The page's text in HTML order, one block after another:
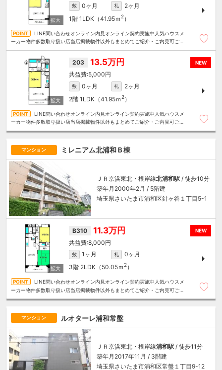
敷 0ヶ月 礼
2ヶ月
1階 1LDK（41.95ｍ 2）
LINE問い合わせオンライン内見オンライン契約実施中人気ハウスメ
ーカー物件多数取り扱い店当店掲載物件以外もまとめてご紹介・ご内見可ご予
NEW
203 13.5万円
5,000円
敷 0ヶ月 礼
2ヶ月
2階 1LDK（41.95ｍ 2）
LINE問い合わせオンライン内見オンライン契約実施中人気ハウスメ
ーカー物件多数取り扱い店当店掲載物件以外もまとめてご紹介・ご内見可ご予
マンション ミレニアム北浦和Ｂ棟
ＪＲ京浜東北・根岸線北浦和駅 / 徒歩10分
築年月2000年2月 / 5階建
埼玉県さいたま市浦和区針ヶ谷１丁目5-1
NEW
B310 11.3万円
8,000円
敷 1ヶ月 礼
0ヶ月
3階 2LDK（50.05ｍ 2）
LINE問い合わせオンライン内見オンライン契約実施中人気ハウスメ
ーカー物件多数取り扱い店当店掲載物件以外もまとめてご紹介・ご内見可ご予
マンション ルオターレ浦和常盤
ＪＲ京浜東北・根岸線浦和駅 / 徒歩11分
築年月2017年11月 / 3階建
埼玉県さいたま市浦和区常盤１丁目9-12